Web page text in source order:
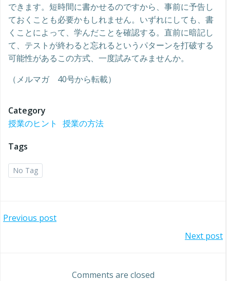
できます。短時間に書かせるのですから、事前に予告し
ておくことも必要かもしれません。いずれにしても、書
くことによって、学んだことを確認する。直前に暗記し
て、テストが終わると忘れるというパターンを打破する
可能性があるこの方式、一度試みてみませんか。
（メルマガ 40号から転載）
Category
授業のヒント
授業の方法
Tags
No Tag
投
Previous post
Next post
Comments are closed